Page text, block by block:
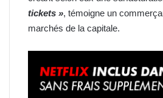
tickets », témoigne un
marchés de la capitale.